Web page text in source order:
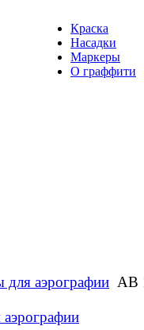
Краска
Насадки
Маркеры
О граффити
для аэрографии АВ